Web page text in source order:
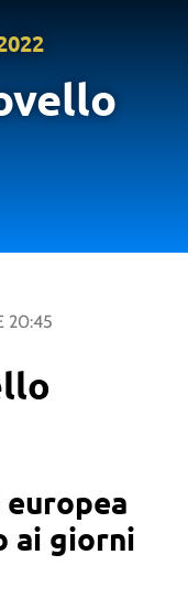
20:45
europea
ai giorni